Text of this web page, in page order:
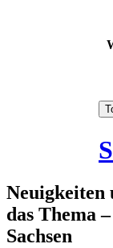
Neuigkeiten
das Thema
Sachsen